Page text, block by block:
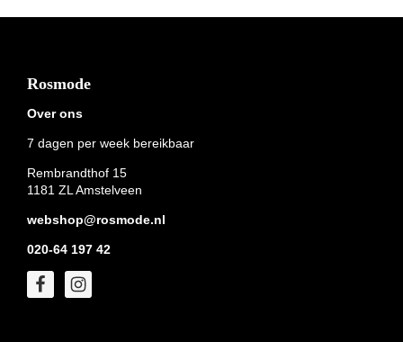
Footer
Rosmode
Over ons
7 dagen per week bereikbaar
Rembrandthof 15
1181 ZL Amstelveen
webshop@rosmode.nl
020-64 197 42